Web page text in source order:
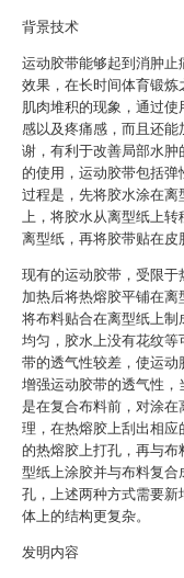
背景技术
运动胶带能够起到消肿止
效果，在长时间体育锻
肌肉堆积的现象，通过
感以及疼痛感，而且还
谢，有利于改善局部水肿
的使用，运动胶带包括
过程是，先将胶水涂在
上，将胶水从离型纸上
离型纸，再将胶带贴在皮
现有的运动胶带，受限
加热后将热熔胶平铺在
将布料贴合在离型纸上
均匀，胶水上没有花纹
带的透气性较差，使运动
增强运动胶带的透气性
是在复合布料前，对涂
理，在热熔胶上刮出相
的热熔胶上打孔，再与
型纸上涂胶并与布料复
孔，上述两种方式需要
体上的结构更复杂。
发明内容